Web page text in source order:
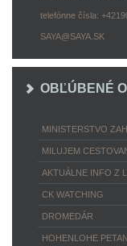
telefónne čísla:
SAYA@SAYA.SK
OBĽÚBENÉ
MINISTERSTVO
MILUJEM
AKTUÁLNE INFO Z
CK WATCHING
DROMEDÁR
HOHENLOHE